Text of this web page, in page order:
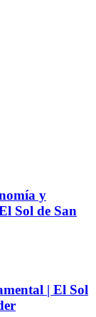
y
Sol de San
| El Sol